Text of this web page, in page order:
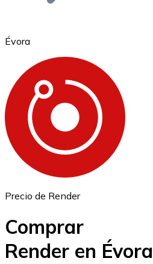
Ethereum
ETH
Évora
Precio de Render
Comprar
Render en Évora